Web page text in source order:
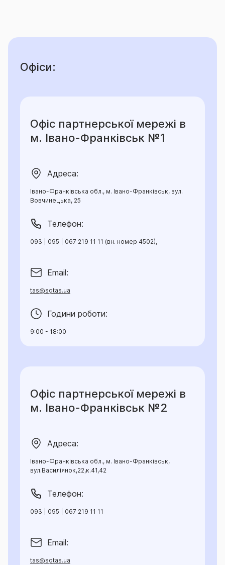
Офіси:
Офіс партнерської мережі в
м. Івано-Франківськ №1
Адреса:
Івано-Франківська обл., м. Івано-Франківськ, вул.
Вовчинецька, 25
Телефон:
093 | 095 | 067 219 11 11 (вн. номер 4502),
Email:
tas@sgtas.ua
Години роботи:
9:00 - 18:00
Офіс партнерської мережі в
м. Івано-Франківськ №2
Адреса:
Івано-Франківська обл., м. Івано-Франківськ,
вул.Василіянок,22,к.41,42
Телефон:
093 | 095 | 067 219 11 11
Email:
tas@sgtas.ua